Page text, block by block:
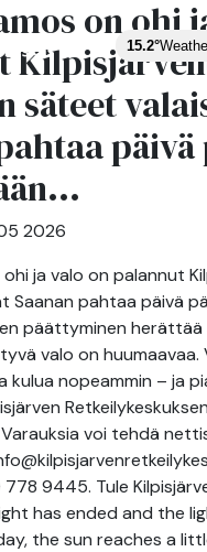
15.2°
on ohi
säteet
2026
ja valo on palannut
Saanan pahtaa päivä
päättyminen herättää
valo on
kulua nopeammin – ja
voi tehdä
9445. Tule
has ended and the
the sun reaches a